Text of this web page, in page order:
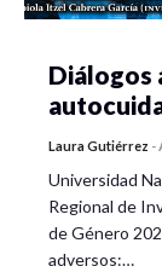
Diálogos
Laura Gutiérrez -
Universidad
Regional de
de Género
adversos:…